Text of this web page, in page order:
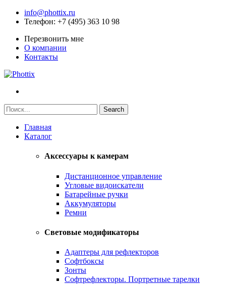
info@phottix.ru
Телефон: +7 (495) 363 10 98
Перезвонить мне
О компании
Контакты
Главная
Каталог
Аксессуары к камерам
Дистанционное управление
Угловые видоискатели
Батарейные ручки
Аккумуляторы
Ремни
Световые модификаторы
Адаптеры для рефлекторов
Софтбоксы
Зонты
Софтрефлекторы. Портретные тарелки